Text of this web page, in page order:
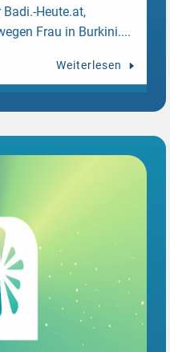
Heute.at,
Frau in Burkini....
Weiterlesen